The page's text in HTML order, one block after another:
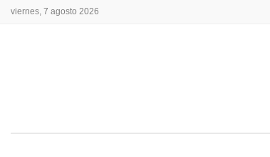
viernes, 7 agosto 2026